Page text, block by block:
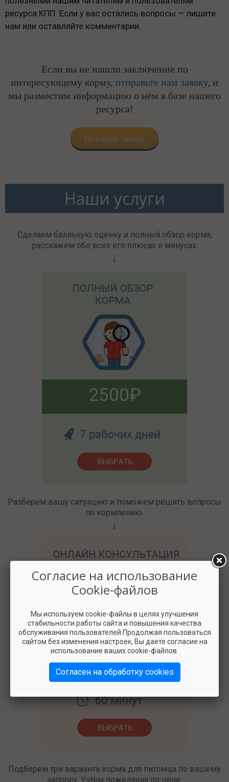
ресурса КПП. Если у вас остались вопросы — пишите
нам или оставляйте комментарии.
Если вы не нашли заключение по
интересующему корму, отправьте нам заявку, и
мы разместим информацию о нём в базе нашего
ресурса!
Оставить заявку
Наши услуги
Сделаем балльную оценку и полный обзор корма,
расскажем обо всех его плюсах и минусах.
2500
Разберём вашу ситуацию и поможем решить вопросы
по кормлению.
3000
Подберём три варианта корма для питомца по вашему
запросу. Учтём пожелания по цене.
Согласие на использование
Cookie-файлов
Мы используем cookie-файлы в целях улучшения
стабильности работы сайта и повышения качества
обслуживания пользователей.Продолжая пользоваться
сайтом без изменения настроек, Вы даете согласие на
использование ваших cookie-файлов.
Согласен на обработку cookies